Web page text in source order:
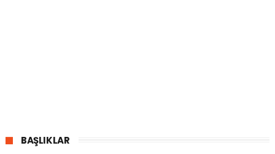
BAŞLIKLAR